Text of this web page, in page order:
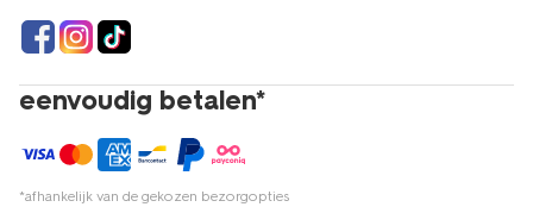
eenvoudig betalen*
*afhankelijk van de gekozen bezorgopties